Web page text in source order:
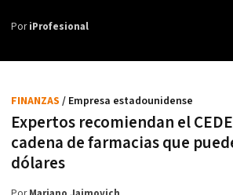
PoriProfesional
Expertos recomiendan el
cadena de farmacias que
dólares
FINANZAS / Empresa estadounidense